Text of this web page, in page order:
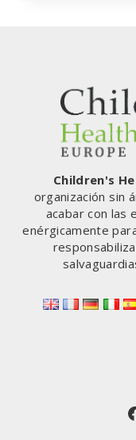
SOBRE
LAS
DE
LA
–
Children's
organización sin
acabar con las
enérgicamente